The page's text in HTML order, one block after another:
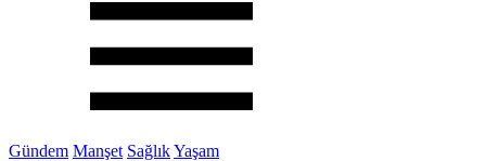
Gündem Manşet SağlıkYaşam